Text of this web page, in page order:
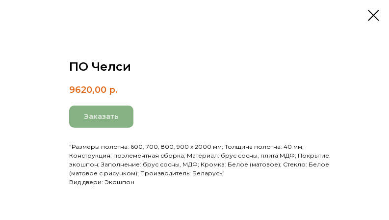
ПО Челси
9620,00 р.
Заказать
"Размеры полотна: 600, 700, 800, 900 х 2000 мм; Толщина полотна: 40 мм;
Конструкция: поэлементная сборка; Материал: брус сосны, плита МДФ; Покрытие:
экошпон; Заполнение: брус сосны, МДФ; Кромка: Белое (матовое); Стекло: Белое
(матовое с рисунком); Производитель: Беларусь"
Вид двери: Экошпон